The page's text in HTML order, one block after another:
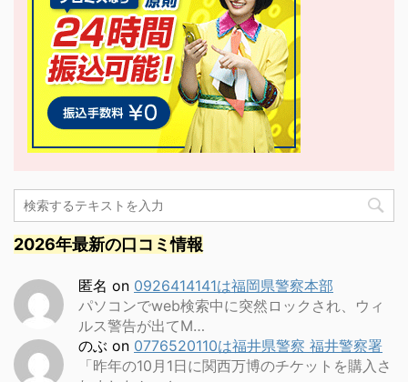
2026年最新の口コミ情報
匿名 on 0926414141は福岡県警察本部
パソコンでweb検索中に突然ロックされ、ウィ
ルス警告が出てM…
のぶ on 0776520110は福井県警察 福井警察署
「昨年の10月1日に関西万博のチケットを購入さ